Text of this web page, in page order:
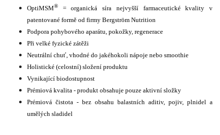
OptiMSM®
= organická síra nejvyšší farmaceutické kvality v
patentované formě od firmy Bergström Nutrition
Podpora pohybového aparátu, pokožky, regenerace
Při velké fyzické zátěži
Neutrální chuť, vhodné do jakéhokoli nápoje nebo smoothie
Holistické (celostní) složení produktu
Vynikající biodostupnost
Prémiová kvalita - produkt obsahuje pouze aktivní složky
Prémiová čistota - bez obsahu balastních aditiv, pojiv, plnidel a
umělých sladidel